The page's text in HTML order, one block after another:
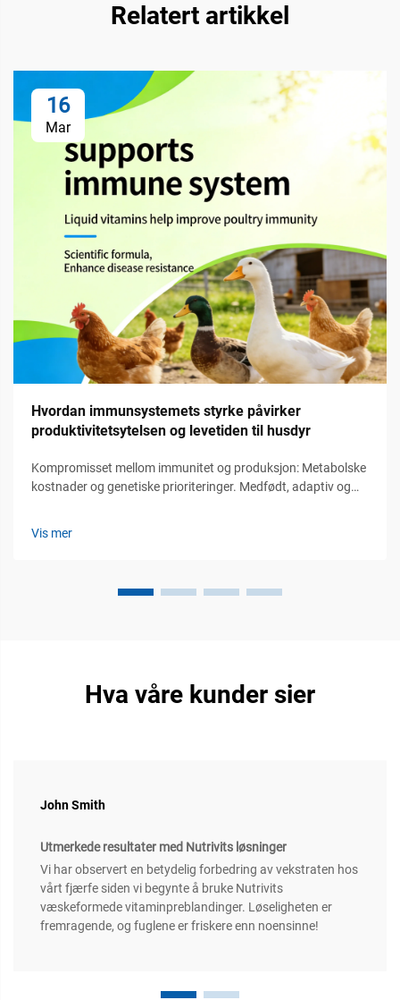
Relatert artikkel
16
Mar
Hvordan immunsystemets styrke påvirker
produktivitetsytelsen og levetiden til husdyr
Kompromisset mellom immunitet og produksjon: Metabolske
kostnader og genetiske prioriteringer. Medfødt, adaptiv og
Vis mer
Hva våre kunder sier
John Smith
Utmerkede resultater med Nutrivits løsninger
Vi har observert en betydelig forbedring av vekstraten hos
vårt fjærfe siden vi begynte å bruke Nutrivits
væskeformede vitaminpreblandinger. Løseligheten er
fremragende, og fuglene er friskere enn noensinne!